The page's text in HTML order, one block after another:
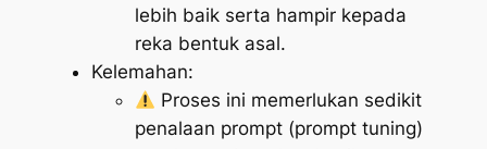
lebih baik serta hampir kepada
reka bentuk asal.
Kelemahan:
Proses ini memerlukan sedikit
penalaan prompt (prompt tuning)